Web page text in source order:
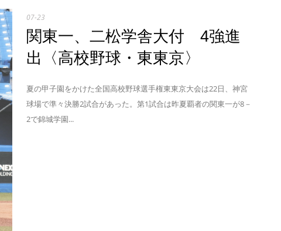
07-23
関東一、二松学舎大付 4強進
出〈高校野球・東東京〉
夏の甲子園をかけた全国高校野球選手権東東京大会は22日、神宮
球場で準々決勝2試合があった。第1試合は昨夏覇者の関東一が8－
2で錦城学園...